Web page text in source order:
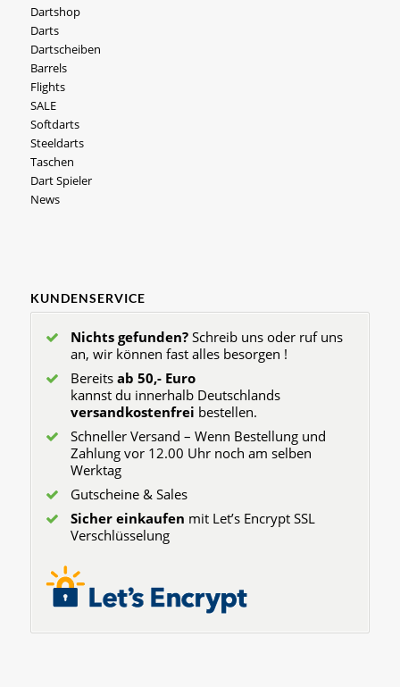
Dartshop
Darts
Dartscheiben
Barrels
Flights
SALE
Softdarts
Steeldarts
Taschen
Dart Spieler
News
KUNDENSERVICE
Nichts gefunden?Schreib uns oder ruf uns
an, wir können fast alles besorgen !
Bereits ab 50,- Euro
kannst du innerhalb Deutschlands
versandkostenfrei bestellen.
Schneller Versand – Wenn Bestellung und
Zahlung vor 12.00 Uhr noch am selben
Werktag
Gutscheine & Sales
Sicher einkaufen mit Let’s Encrypt SSL
Verschlüsselung